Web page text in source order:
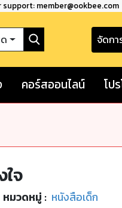
support: member@ookbee.com
จัดกา
คอร์สออนไลน์ โป
จ
หมวดหมู่ : หนังสือเด็ก